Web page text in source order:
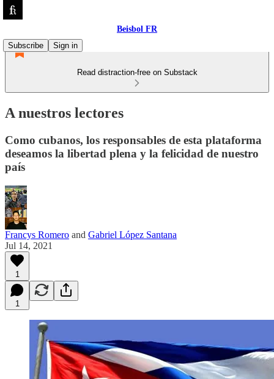
Beisbol FR
Subscribe
Sign in
Read distraction-free on Substack
A nuestros lectores
Como cubanos, los responsables de esta plataforma
deseamos la libertad plena y la felicidad de nuestro
país
Francys Romero and Gabriel López Santana
Jul 14, 2021
1
1